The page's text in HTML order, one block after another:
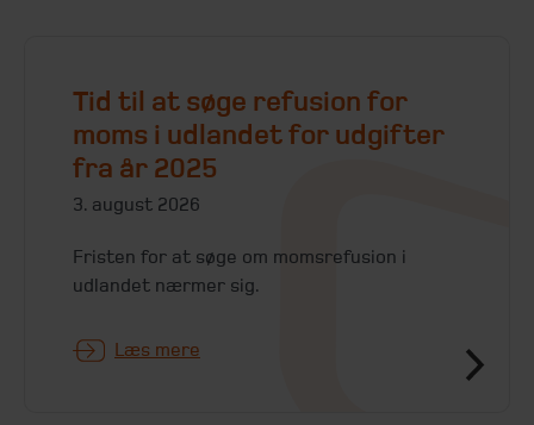
Tid til at søge refusion for
moms i udlandet for udgifter
fra år 2025
3. august 2026
Fristen for at søge om momsrefusion i
udlandet nærmer sig.
Læs mere